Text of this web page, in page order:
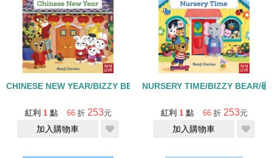
CHINESE NEW YEAR/BIZZY BEAR/小熊很忙中國新年幼兒操作硬頁
紅利 1 點 66 折 253元
加入購物車
NURSERY TIME/BIZZY BEAR/硬
紅利 1 點 66 折 253元
加入購物車